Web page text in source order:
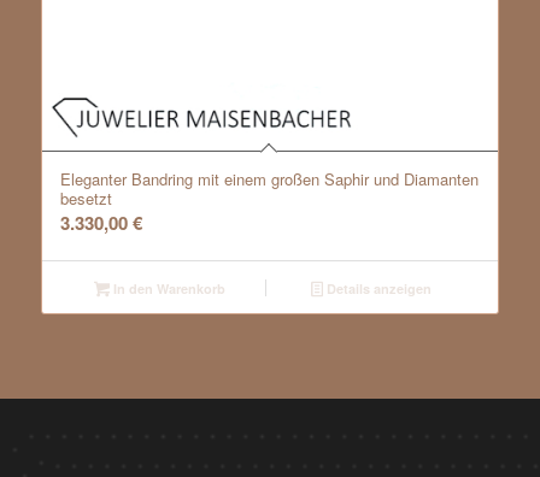
Eleganter Bandring mit einem großen Saphir und Diamanten
besetzt
3.330,00€
In den Warenkorb Details anzeigen